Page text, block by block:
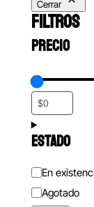
Cerrar
FILTROS
PRECIO
ESTADO
Estado
En
Agotado